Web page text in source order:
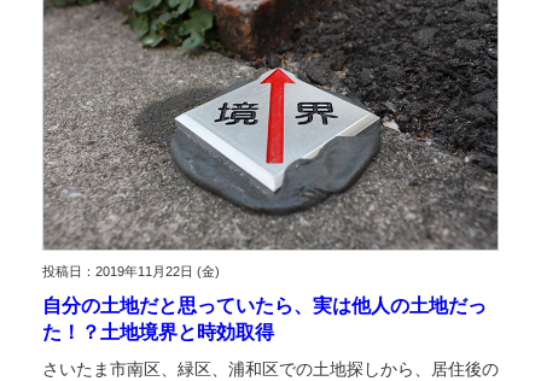
投稿日：2019年11月22日 (金)
自分の土地だと思っていたら、実は他人の土地だっ
た！？土地境界と時効取得
さいたま市南区、緑区、浦和区での土地探しから、居住後の